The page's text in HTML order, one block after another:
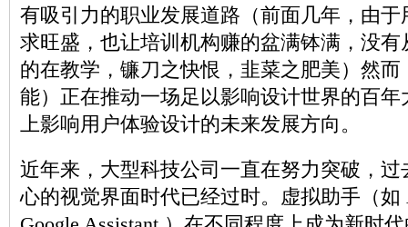
有吸引力的职业发展道路（前面几年，由
求旺盛，也让培训机构赚的盆满钵满，没
的在教学，镰刀之快恨，韭菜之肥美）然
能）正在推动一场足以影响设计世界的百
上影响用户体验设计的未来发展方向。
近年来，大型科技公司一直在努力突破，
心的视觉界面时代已经过时。虚拟助手（如